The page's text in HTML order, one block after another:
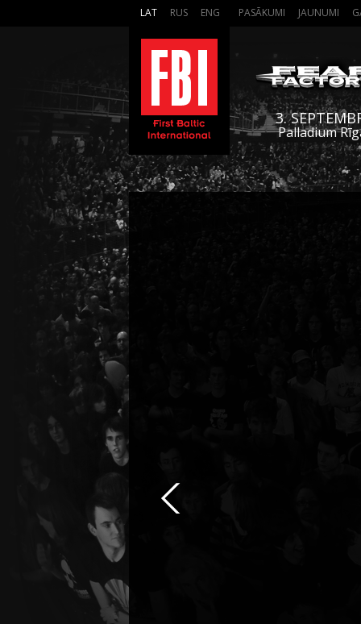
LAT RUS ENG PASĀKUMI JAUNUMI
3.
Palladium